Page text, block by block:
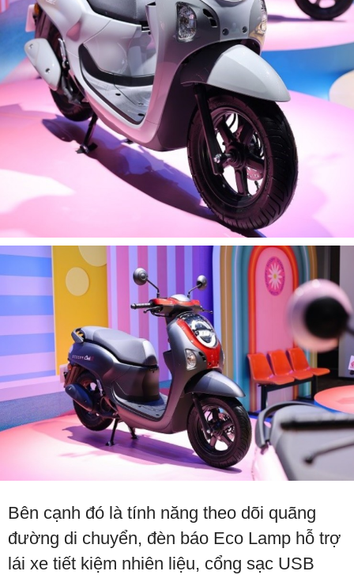
Bên cạnh đó là tính năng theo dõi quãng
đường di chuyển, đèn báo Eco Lamp hỗ trợ
lái xe tiết kiệm nhiên liệu, cổng sạc USB